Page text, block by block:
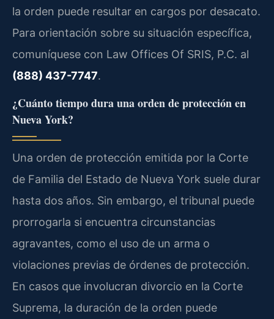
la orden puede resultar en cargos por desacato.
Para orientación sobre su situación específica,
comuníquese con Law Offices Of SRIS, P.C. al
(888) 437-7747.
¿Cuánto tiempo dura una orden de protección en
Nueva York?
Una orden de protección emitida por la Corte
de Familia del Estado de Nueva York suele durar
hasta dos años. Sin embargo, el tribunal puede
prorrogarla si encuentra circunstancias
agravantes, como el uso de un arma o
violaciones previas de órdenes de protección.
En casos que involucran divorcio en la Corte
Suprema, la duración de la orden puede